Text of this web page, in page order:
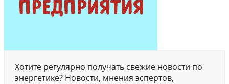
Хотите регулярно получать свежие новости по
энергетике? Новости, мнения эспертов,